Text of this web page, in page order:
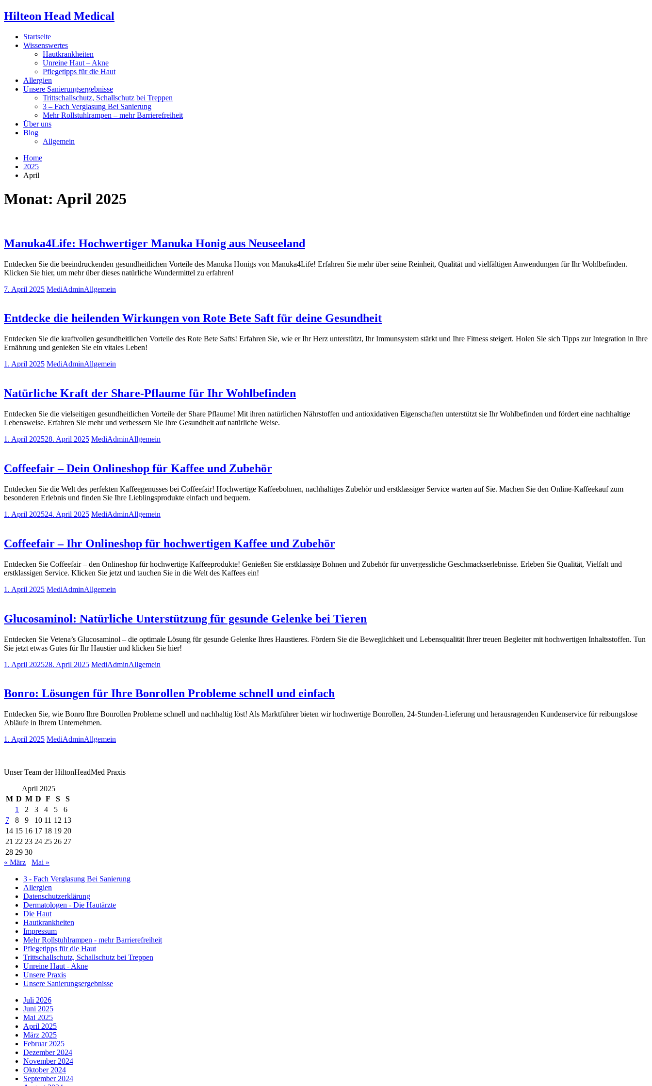
Hilteon Head Medical
Startseite
Wissenswertes
Hautkrankheiten
Unreine Haut – Akne
Pflegetipps für die Haut
Allergien
Unsere Sanierungsergebnisse
Trittschallschutz, Schallschutz bei Treppen
3 – Fach Verglasung Bei Sanierung
Mehr Rollstuhlrampen – mehr Barrierefreiheit
Über uns
Blog
Allgemein
Home
2025
April
Monat: April 2025
Manuka4Life: Hochwertiger Manuka Honig aus Neuseeland
Entdecken Sie die beeindruckenden gesundheitlichen Vorteile des Manuka Honigs von Manuka4Life! Erfahren Sie mehr über seine Reinheit, Qualität und vielfältigen Anwendungen für Ihr Wohlbefinden.
Klicken Sie hier, um mehr über dieses natürliche Wundermittel zu erfahren!
7. April 2025 MediAdminAllgemein
Entdecke die heilenden Wirkungen von Rote Bete Saft für deine Gesundheit
Entdecken Sie die kraftvollen gesundheitlichen Vorteile des Rote Bete Safts! Erfahren Sie, wie er Ihr Herz unterstützt, Ihr Immunsystem stärkt und Ihre Fitness steigert. Holen Sie sich Tipps zur Integration in Ihre
Ernährung und genießen Sie ein vitales Leben!
1. April 2025 MediAdminAllgemein
Natürliche Kraft der Share-Pflaume für Ihr Wohlbefinden
Entdecken Sie die vielseitigen gesundheitlichen Vorteile der Share Pflaume! Mit ihren natürlichen Nährstoffen und antioxidativen Eigenschaften unterstützt sie Ihr Wohlbefinden und fördert eine nachhaltige
Lebensweise. Erfahren Sie mehr und verbessern Sie Ihre Gesundheit auf natürliche Weise.
1. April 202528. April 2025 MediAdminAllgemein
Coffeefair – Dein Onlineshop für Kaffee und Zubehör
Entdecken Sie die Welt des perfekten Kaffeegenusses bei Coffeefair! Hochwertige Kaffeebohnen, nachhaltiges Zubehör und erstklassiger Service warten auf Sie. Machen Sie den Online-Kaffeekauf zum
besonderen Erlebnis und finden Sie Ihre Lieblingsprodukte einfach und bequem.
1. April 202524. April 2025 MediAdminAllgemein
Coffeefair – Ihr Onlineshop für hochwertigen Kaffee und Zubehör
Entdecken Sie Coffeefair – den Onlineshop für hochwertige Kaffeeprodukte! Genießen Sie erstklassige Bohnen und Zubehör für unvergessliche Geschmackserlebnisse. Erleben Sie Qualität, Vielfalt und
erstklassigen Service. Klicken Sie jetzt und tauchen Sie in die Welt des Kaffees ein!
1. April 2025 MediAdminAllgemein
Glucosaminol: Natürliche Unterstützung für gesunde Gelenke bei Tieren
Entdecken Sie Vetena’s Glucosaminol – die optimale Lösung für gesunde Gelenke Ihres Haustieres. Fördern Sie die Beweglichkeit und Lebensqualität Ihrer treuen Begleiter mit hochwertigen Inhaltsstoffen. Tun
Sie jetzt etwas Gutes für Ihr Haustier und klicken Sie hier!
1. April 202528. April 2025 MediAdminAllgemein
Bonro: Lösungen für Ihre Bonrollen Probleme schnell und einfach
Entdecken Sie, wie Bonro Ihre Bonrollen Probleme schnell und nachhaltig löst! Als Marktführer bieten wir hochwertige Bonrollen, 24-Stunden-Lieferung und herausragenden Kundenservice für reibungslose
Abläufe in Ihrem Unternehmen.
1. April 2025 MediAdminAllgemein
Unser Team der HiltonHeadMed Praxis
April 2025
M D M D F S
S
1
2 3 4 5
6
7
8 9 10 11 12 13
14 15 16 17 18 19 20
21 22 23 24 25 26 27
28 29 30
« März
Mai »
3 - Fach Verglasung Bei Sanierung
Allergien
Datenschutzerklärung
Dermatologen - Die Hautärzte
Die Haut
Hautkrankheiten
Impressum
Mehr Rollstuhlrampen - mehr Barrierefreiheit
Pflegetipps für die Haut
Trittschallschutz, Schallschutz bei Treppen
Unreine Haut - Akne
Unsere Praxis
Unsere Sanierungsergebnisse
Juli 2026
Juni 2025
Mai 2025
April 2025
März 2025
Februar 2025
Dezember 2024
November 2024
Oktober 2024
September 2024